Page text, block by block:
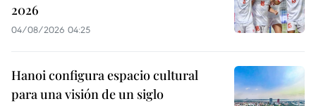
2026
04/08/2026 04:25
Hanoi configura espacio cultural
para una visión de un siglo